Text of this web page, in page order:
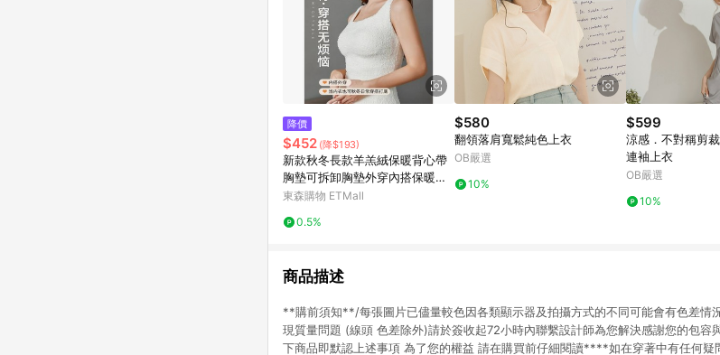
降價
$452 (降$193)
新款秋冬長款羊羔絨保暖背心帶
胸墊可拆卸胸墊外穿內搭保暖內
衣女
東森購物 ETMall
0.5%
$580
翻領落肩寬鬆純色上衣
OB嚴選
10%
$599
涼感．不對稱剪
連袖上衣
OB嚴選
10%
商品描述
**購前須知**/每張圖片已儘量較色因各類顯示器及拍攝方式的不同可能會有色差情
現質量問題 (線頭 色差除外)請於簽收起72小時內聯繫設計師為您解決感謝您的包
下商品即默認上述事項 為了您的權益 請在購買前仔細閱讀****如在穿著中有任何